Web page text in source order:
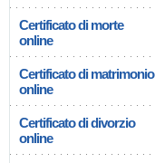
Certificato di morte
online
Certificato di matrimonio
online
Certificato di divorzio
online